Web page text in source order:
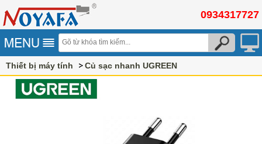
0934317727
Thiết bị máy tính Củ sạc nhanh UGREEN